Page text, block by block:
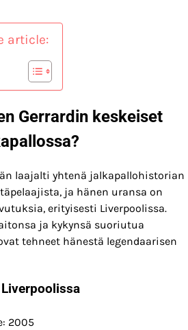
article:
Gerrardin keskeiset
laajalti yhtenä jalkapallohistorian
ja hänen uransa on
erityisesti Liverpoolissa.
ja kykynsä suoriutua
tehneet hänestä legendaarisen
2005